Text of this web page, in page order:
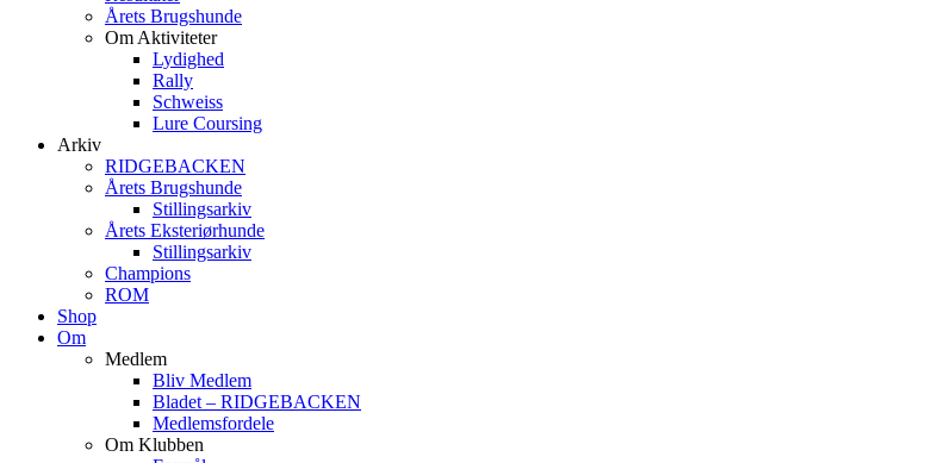
Årets Brugshunde
Om Aktiviteter
Lydighed
Rally
Schweiss
Lure Coursing
Arkiv
RIDGEBACKEN
Årets Brugshunde
Stillingsarkiv
Årets Eksteriørhunde
Stillingsarkiv
Champions
ROM
Shop
Om
Medlem
Bliv Medlem
Bladet – RIDGEBACKEN
Medlemsfordele
Om Klubben